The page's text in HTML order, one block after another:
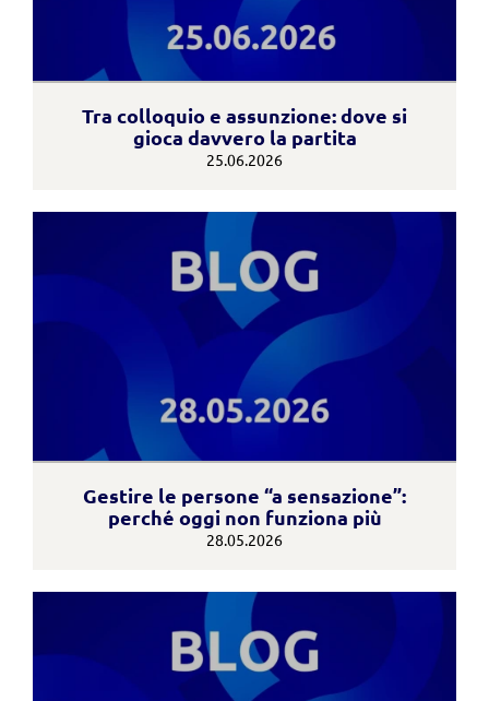
Tra colloquio e assunzione: dove si
gioca davvero la partita
25.06.2026
Gestire le persone “a sensazione”:
perché oggi non funziona più
28.05.2026